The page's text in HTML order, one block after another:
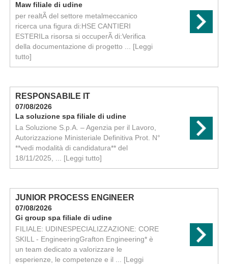
Maw filiale di udine
per realtÃ del settore metalmeccanico
ricerca una figura di:HSE CANTIERI
ESTERILa risorsa si occuperÃ di:Verifica
della documentazione di progetto ... [Leggi
tutto]
RESPONSABILE IT
07/08/2026
La soluzione spa filiale di udine
La Soluzione S.p.A. – Agenzia per il Lavoro,
Autorizzazione Ministeriale Definitiva Prot. N°
**vedi modalità di candidatura** del
18/11/2025, ... [Leggi tutto]
JUNIOR PROCESS ENGINEER
07/08/2026
Gi group spa filiale di udine
FILIALE: UDINESPECIALIZZAZIONE: CORE
SKILL - EngineeringGrafton Engineering* è
un team dedicato a valorizzare le
esperienze, le competenze e il ... [Leggi